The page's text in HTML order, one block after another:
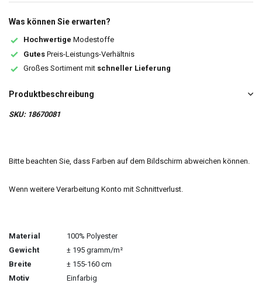
Was können Sie erwarten?
Hochwertige Modestoffe
Gutes Preis-Leistungs-Verhältnis
Großes Sortiment mit schneller Lieferung
Produktbeschreibung
SKU: 18670081
Bitte beachten Sie, dass Farben auf dem Bildschirm abweichen können.
Wenn weitere Verarbeitung Konto mit Schnittverlust.
Material
100% Polyester
Gewicht
± 195 gramm/m²
Breite
± 155-160 cm
Motiv
Einfarbig